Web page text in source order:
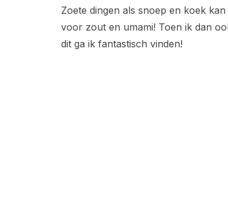
Zoete dingen als snoep en koek
voor zout en umami! Toen ik dan
dit ga ik fantastisch vinden!